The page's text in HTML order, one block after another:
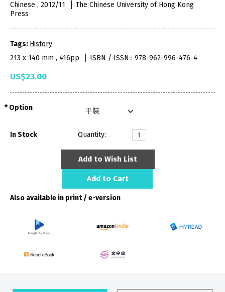
Chinese , 2012/11
The Chinese University of Hong Kong
Press
Tags: History
213 x 140 mm , 416pp
ISBN / ISSN : 978-962-996-476-4
US$23.00
Option
In Stock Quantity:
Add to Wish List
Add to Cart
Also available in print / e-version